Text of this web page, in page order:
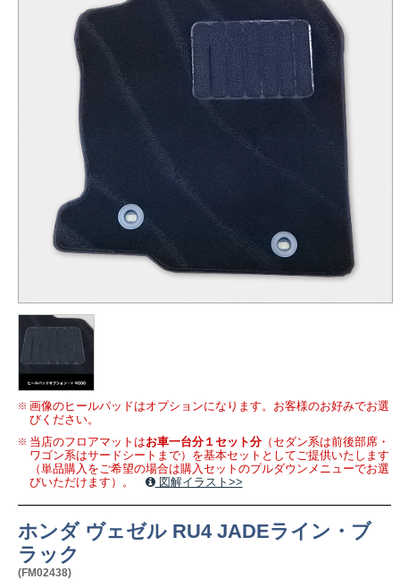
画像のヒールパッドはオプションになります。お客様のお好みでお選
びください。
当店のフロアマットはお車一台分１セット分（セダン系は前後部席・
ワゴン系はサードシートまで）を基本セットとしてご提供いたします
（単品購入をご希望の場合は購入セットのプルダウンメニューでお選
びいただけます）。
図解イラスト>>
ホンダ ヴェゼル RU4 JADEライン・ブ
ラック
(FM02438)